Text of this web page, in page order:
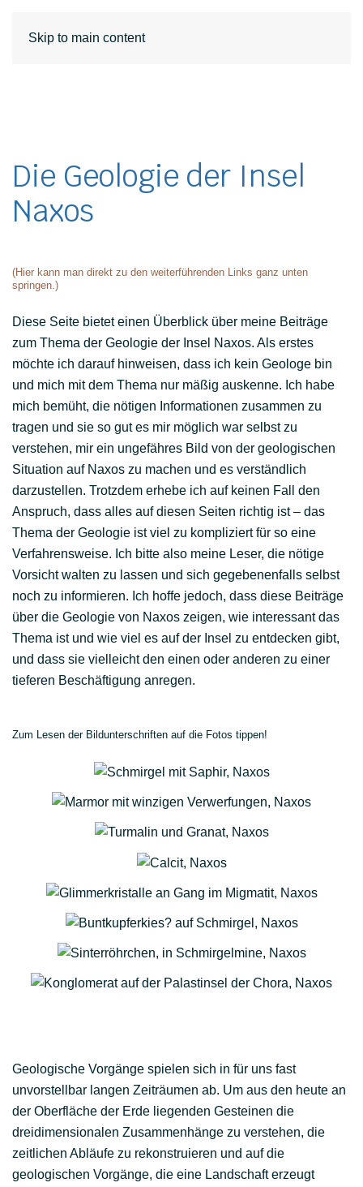
Skip to main content
Die Geologie der Insel
Naxos
(Hier kann man direkt zu den weiterführenden Links ganz unten
springen.)
Diese Seite bietet einen Überblick über meine Beiträge
zum Thema der Geologie der Insel Naxos. Als erstes
möchte ich darauf hinweisen, dass ich kein Geologe bin
und mich mit dem Thema nur mäßig auskenne. Ich habe
mich bemüht, die nötigen Informationen zusammen zu
tragen und sie so gut es mir möglich war selbst zu
verstehen, mir ein ungefähres Bild von der geologischen
Situation auf Naxos zu machen und es verständlich
darzustellen. Trotzdem erhebe ich auf keinen Fall den
Anspruch, dass alles auf diesen Seiten richtig ist – das
Thema der Geologie ist viel zu kompliziert für so eine
Verfahrensweise. Ich bitte also meine Leser, die nötige
Vorsicht walten zu lassen und sich gegebenenfalls selbst
noch zu informieren. Ich hoffe jedoch, dass diese Beiträge
über die Geologie von Naxos zeigen, wie interessant das
Thema ist und wie viel es auf der Insel zu entdecken gibt,
und dass sie vielleicht den einen oder anderen zu einer
tieferen Beschäftigung anregen.
Zum Lesen der Bildunterschriften auf die Fotos tippen!
ZUR
Geologische Vorgänge spielen sich in für uns fast
unvorstellbar langen Zeiträumen ab. Um aus den heute an
der Oberfläche der Erde liegenden Gesteinen die
dreidimensionalen Zusammenhänge zu verstehen, die
zeitlichen Abläufe zu rekonstruieren und auf die
geologischen Vorgänge, die eine Landschaft erzeugt